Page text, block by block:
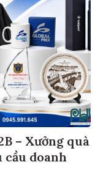
– Xưởng quà
doanh